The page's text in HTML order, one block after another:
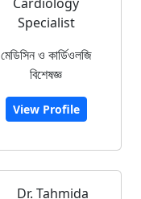
Specialist
মেডিসিন ও কার্ডিওলজি
বিশেষজ্ঞ
View Profile